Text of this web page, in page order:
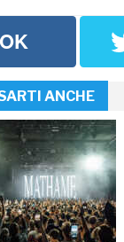
ANCHE